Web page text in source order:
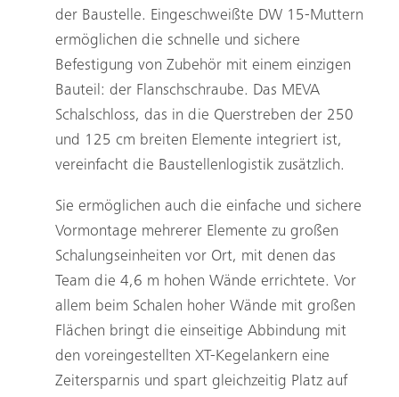
der Baustelle. Eingeschweißte DW 15-Muttern
ermöglichen die schnelle und sichere
Befestigung von Zubehör mit einem einzigen
Bauteil: der Flanschschraube. Das MEVA
Schalschloss, das in die Querstreben der 250
und 125 cm breiten Elemente integriert ist,
vereinfacht die Baustellenlogistik zusätzlich.
Sie ermöglichen auch die einfache und sichere
Vormontage mehrerer Elemente zu großen
Schalungseinheiten vor Ort, mit denen das
Team die 4,6 m hohen Wände errichtete. Vor
allem beim Schalen hoher Wände mit großen
Flächen bringt die einseitige Abbindung mit
den voreingestellten XT-Kegelankern eine
Zeitersparnis und spart gleichzeitig Platz auf
Suche